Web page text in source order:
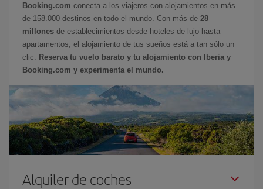
Booking.com conecta a los viajeros con alojamientos en más
de 158.000 destinos en todo el mundo. Con más de 28
millones de establecimientos desde hoteles de lujo hasta
apartamentos, el alojamiento de tus sueños está a tan sólo un
clic.
Reserva tu vuelo barato y tu alojamiento con Iberia y
Booking.com y experimenta el mundo.
Alquiler de coches